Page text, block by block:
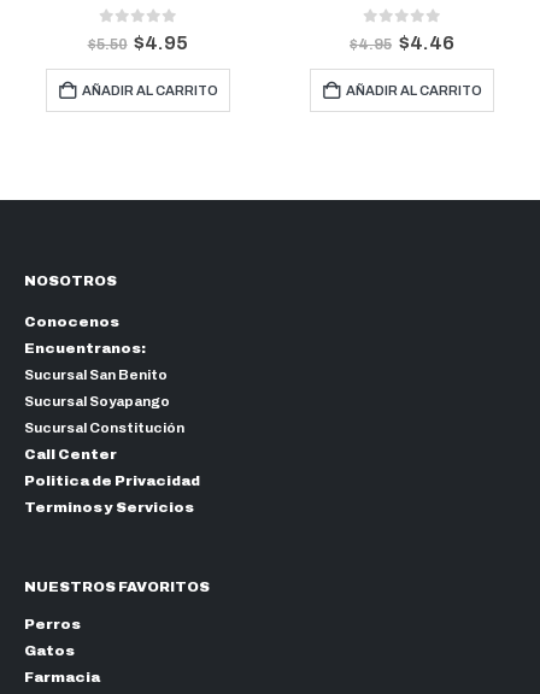
out of 5
$4.95 $4.46
AÑADIR AL CARRITO
out of 5
$5.50 $4.95
AÑADIR AL CARRITO
NOSOTROS
Conocenos
Encuentranos:
Sucursal San Benito
Sucursal Soyapango
Sucursal Constitución
Call Center
Politica de Privacidad
Terminos y Servicios
NUESTROS FAVORITOS
Perros
Gatos
Farmacia